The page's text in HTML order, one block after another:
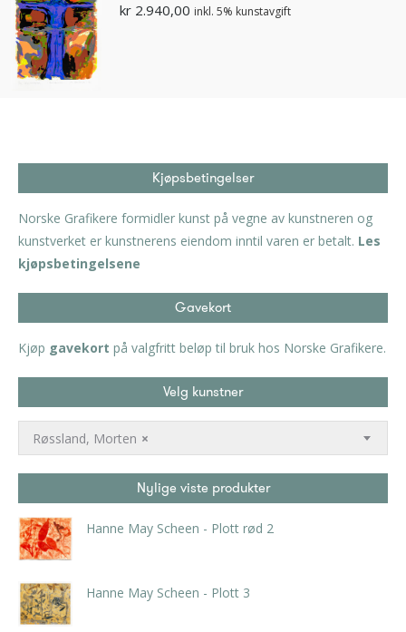
kr 2.940,00 inkl. 5% kunstavgift
Kjøpsbetingelser
Norske Grafikere formidler kunst på vegne av kunstneren og
kunstverket er kunstnerens eiendom inntil varen er betalt. Les
kjøpsbetingelsene
Gavekort
Kjøp gavekort på valgfritt beløp til bruk hos Norske Grafikere.
Velg kunstner
×
Røssland, Morten
Nylige viste produkter
Hanne May Scheen - Plott rød 2
Hanne May Scheen - Plott 3